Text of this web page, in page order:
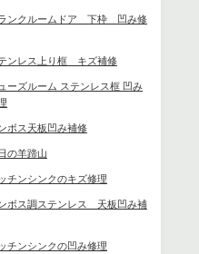
ランクルームドア 下枠 凹み修
ンレス上り框 キズ補修
ーズルーム ステンレス框 凹み
ボス天板凹み補修
の羊蹄山
チンシンクのキズ修理
ボス調ステンレス 天板凹み補
チンシンクの凹み修理